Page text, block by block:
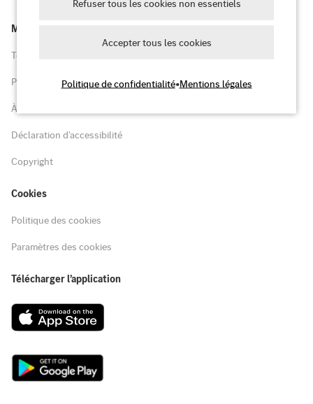
Mentions juridiques
Termes, modalités et conditions
Politique de confidentialité
À propos de ce site
Déclaration d'accessibilité
Copyright
Cookies
Politique des cookies
Paramètres des cookies
Télécharger l’application
Refuser tous les cookies non essentiels
Accepter tous les cookies
Politique de confidentialité•Mentions légales